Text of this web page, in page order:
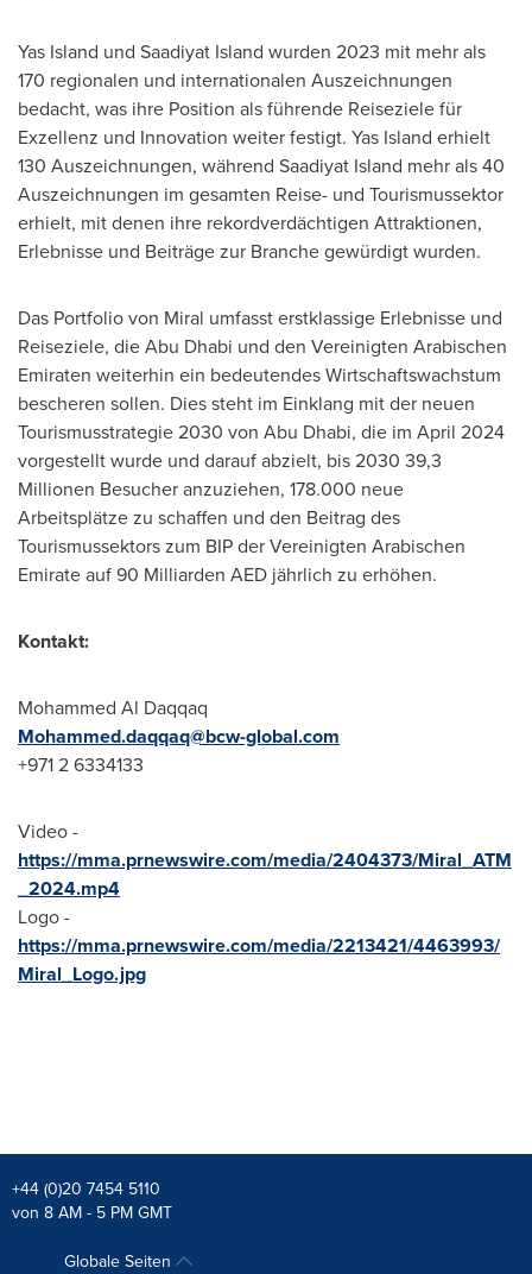
Yas Island und Saadiyat Island wurden 2023 mit mehr als
170 regionalen und internationalen Auszeichnungen
bedacht, was ihre Position als führende Reiseziele für
Exzellenz und Innovation weiter festigt. Yas Island erhielt
130 Auszeichnungen, während Saadiyat Island mehr als 40
Auszeichnungen im gesamten Reise- und Tourismussektor
erhielt, mit denen ihre rekordverdächtigen Attraktionen,
Erlebnisse und Beiträge zur Branche gewürdigt wurden.
Das Portfolio von Miral umfasst erstklassige Erlebnisse und
Reiseziele, dieAbu Dhabi und den Vereinigten Arabischen
Emiraten weiterhin ein bedeutendes Wirtschaftswachstum
bescheren sollen. Dies steht im Einklang mit der neuen
Tourismusstrategie 2030 von Abu Dhabi, die im April 2024
vorgestellt wurde und darauf abzielt, bis 2030 39,3
Millionen Besucher anzuziehen, 178.000 neue
Arbeitsplätze zu schaffen und den Beitrag des
Tourismussektors zum BIP der Vereinigten Arabischen
Emirate auf 90 Milliarden AED jährlich zu erhöhen.
Kontakt:
Mohammed Al Daqqaq
Mohammed.daqqaq@bcw-global.com
+971 2 6334133
Video -
https://mma.prnewswire.com/media/2404373/Miral_ATM
_2024.mp4
Logo -
https://mma.prnewswire.com/media/2213421/4463993/
Miral_Logo.jpg
+44 (0)20 7454 5110
von 8 AM - 5 PM GMT
Globale Seiten